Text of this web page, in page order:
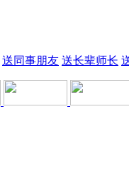
送同事朋友 送长辈师长